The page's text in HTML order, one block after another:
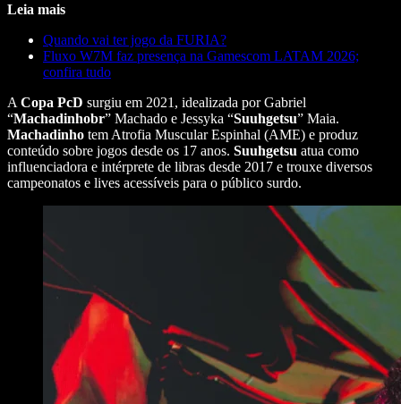
Leia mais
Quando vai ter jogo da FURIA?
Fluxo W7M faz presença na Gamescom LATAM 2026;
confira tudo
A Copa PcD surgiu em 2021, idealizada por Gabriel
“Machadinhobr” Machado e Jessyka “Suuhgetsu” Maia.
Machadinho tem Atrofia Muscular Espinhal (AME) e produz
conteúdo sobre jogos desde os 17 anos. Suuhgetsu atua como
influenciadora e intérprete de libras desde 2017 e trouxe diversos
campeonatos e lives acessíveis para o público surdo.